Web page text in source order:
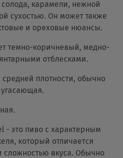
карамели, нежной
сухостью. Он может также
и ореховые нюансы.
темно-коричневый, медно-
отблесками.
средней плотности, обычно
угасающая.
- это пиво с характерным
который отличается
вкуса. Обычно